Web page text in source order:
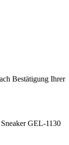
Bestätigung Ihrer
GEL-1130